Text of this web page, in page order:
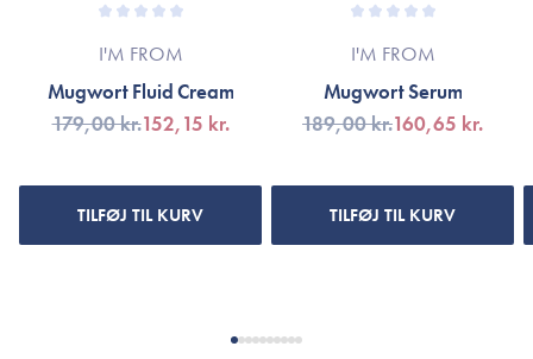
I'M FROM
Mugwort Fluid Cream
179,00 kr.152,15 kr.
TILFØJ TIL KURV
I'M FROM
Mugwort Serum
189,00 kr.160,65 kr.
TILFØJ TIL KURV